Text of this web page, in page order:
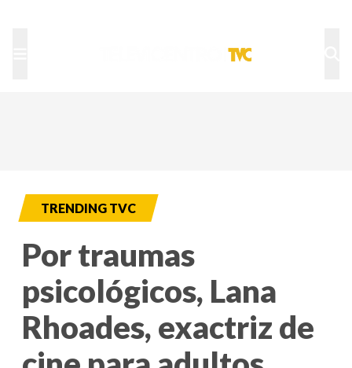
TRENDING TVC
Por traumas
psicológicos, Lana
Rhoades, exactriz de